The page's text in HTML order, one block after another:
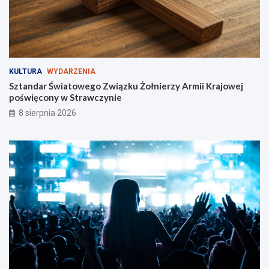
l
i
s
t
ó
i
p
i
e
y
c
h
KULTURA WYDARZENIA
Sztandar Światowego Związku Żołnierzy Armii Krajowej
poświęcony w Strawczynie
8 sierpnia 2026